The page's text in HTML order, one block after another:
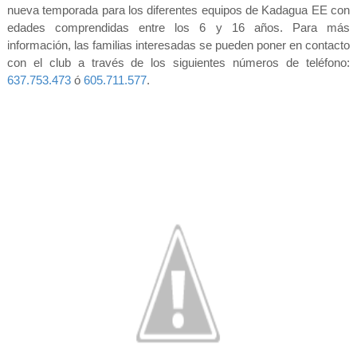
nueva temporada para los diferentes equipos de Kadagua EE con
edades comprendidas entre los 6 y 16 años. Para más
información, las familias interesadas se pueden poner en contacto
con el club a través de los siguientes números de teléfono:
637.753.473ó 605.711.577.